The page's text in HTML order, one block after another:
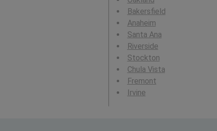
Bakersfield
Anaheim
Santa Ana
Riverside
Stockton
Chula Vista
Fremont
Irvine